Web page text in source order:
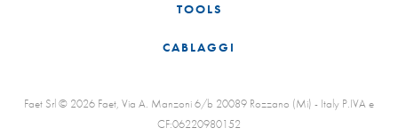
TOOLS
CABLAGGI
Faet Srl © 2026 Faet, Via A. Manzoni 6/b 20089 Rozzano (Mi) - Italy P.IVA e
CF:06220980152